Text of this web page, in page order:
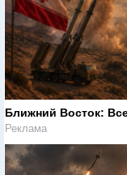
Ближний Восток:
Реклама